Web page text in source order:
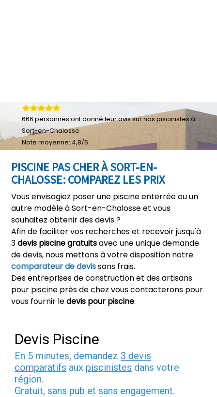
PISCINE PAS CHER À SORT-EN-
CHALOSSE: COMPAREZ LES PRIX
Vous envisagiez poser une piscine enterrée ou un
autre modèle à Sort-en-Chalosse et vous
souhaitez obtenir des devis ?
Afin de faciliter vos recherches et recevoir jusqu'à
3devis piscine gratuitsavec une unique demande
de devis, nous mettons à votre disposition notre
comparateur de devissans frais.
Des entreprises de construction et des artisans
pour piscine près de chez vous contacterons pour
vous fournir ledevis pour piscine.
666 personnes ont donné leuravis sur nos piscinistes à
Sort-en-Chalosse
Note moyenne: 4,8/5
Devis Piscine
En 5 minutes, demandez 3 devis
comparatifs aux piscinistes dans votre
région.
Gratuit, sans pub et sans engagement.